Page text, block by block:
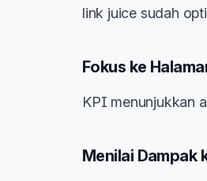
link juice sudah
Fokus ke
KPI menunjukkan
Menilai Dampak